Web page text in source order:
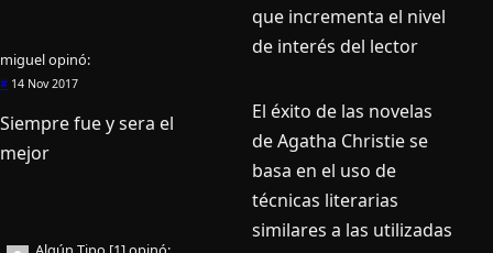
miguelopinó:
# 14 Nov 2017
Siempre fue y sera el
mejor
que incrementa el nivel
de interés del lector
El éxito de las novelas
de Agatha Christie se
basa en el uso de
técnicas literarias
similares a las utilizadas